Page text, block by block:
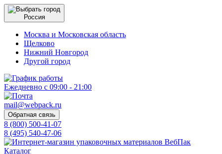
Россия
Москва и Московская область
Щелково
Нижний Новгород
Другой город
Ежедневно с 09:00 - 21:00
mail@webpack.ru
Обратная связь
8 (800) 500-41-07
8 (495) 540-47-06
Каталог